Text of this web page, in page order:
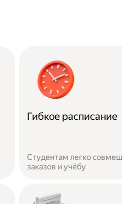
Гибкое расписание
Студентам легко
заказов и учёбу